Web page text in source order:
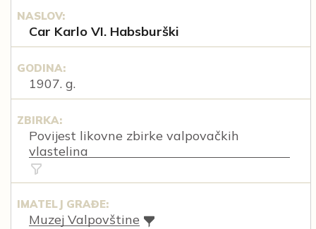
NASLOV:
Car Karlo VI. Habsburški
GODINA:
1907. g.
ZBIRKA:
Povijest likovne zbirke valpovačkih
vlastelina
IMATELJ GRAĐE:
Muzej Valpovštine